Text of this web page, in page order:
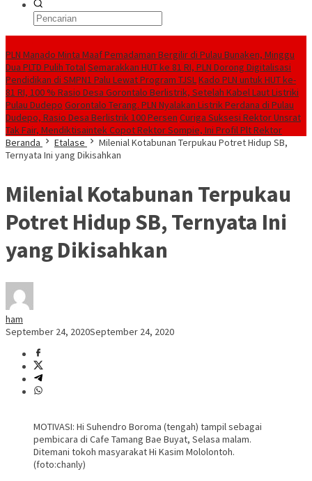
PLN Manado Minta Maaf Pemadaman Bergilir di Pulau Bunaken, Minggu
Dua PLTD Pulih TotalSemarakkan HUT ke 81 RI, PLN Dorong Digitalisasi
Pendidikan di SMPN1 Palu Lewat Program TJSLKado PLN untuk HUT ke-
81 RI, 100 % Rasio Desa Gorontalo Berlistrik, Setelah Kabel Laut Listriki
Pulau Dudepo Gorontalo Terang. PLN Nyalakan Listrik Perdana di Pulau
Dudepo, Rasio Desa Berlistrik 100 Persen Curiga Suksesi Rektor Unsrat
Tak Fair, Mendiktisaintek Copot Rektor Sompie, Ini Profil Plt Rektor
Beranda
Etalase
Milenial Kotabunan Terpukau Potret Hidup SB,
Ternyata Ini yang Dikisahkan
Milenial Kotabunan Terpukau
Potret Hidup SB, Ternyata Ini
yang Dikisahkan
ham
September 24, 2020September 24, 2020
MOTIVASI: Hi Suhendro Boroma (tengah) tampil sebagai
pembicara di Cafe Tamang Bae Buyat, Selasa malam.
Ditemani tokoh masyarakat Hi Kasim Mololontoh.
(foto:chanly)